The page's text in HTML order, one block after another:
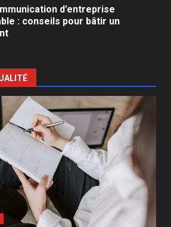
d’entreprise
: conseils pour bâtir un